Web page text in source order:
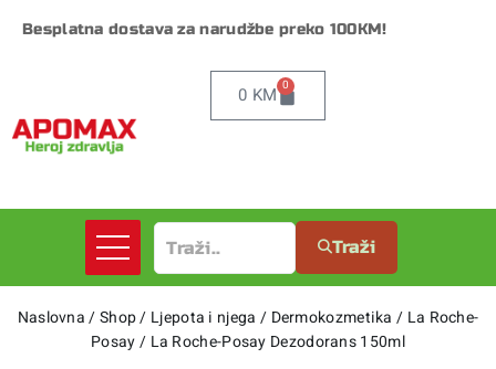
Besplatna dostava za narudžbe preko 100KM!
0 KM 0
Traži
Naslovna /Shop/ Ljepota i njega / Dermokozmetika / La Roche-
Posay/ La Roche-Posay Dezodorans 150ml